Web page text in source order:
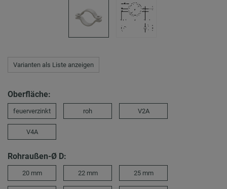
Varianten als Liste anzeigen
Oberfläche:
feuerverzinkt roh V2A
V4A
Rohraußen-Ø D:
20 mm 22 mm 25 mm